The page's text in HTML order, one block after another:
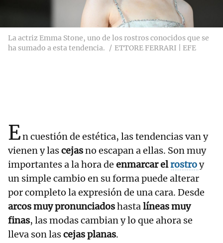
La actriz Emma Stone, uno de los rostros conocidos que se
ha sumado a esta tendencia.
ETTORE FERRARI | EFE
En cuestión de estética, las tendencias van y
vienen y lascejasno escapan a ellas. Son muy
importantes a la hora de enmarcar elrostroy
un simple cambio en su forma puede alterar
por completo la expresión de una cara. Desde
arcos muy pronunciadoshastalíneas muy
finas, las modas cambian y lo que ahora se
lleva son lascejasplanas.